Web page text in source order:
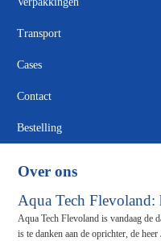
Transport
Cases
Contact
Bestelling
Over ons
Aqua Tech Flevoland:
Aqua Tech Flevoland is vandaag de
is te danken aan de oprichter, de